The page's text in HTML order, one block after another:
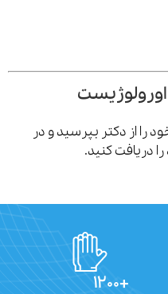
دکتر بپرسید و در
کنید.